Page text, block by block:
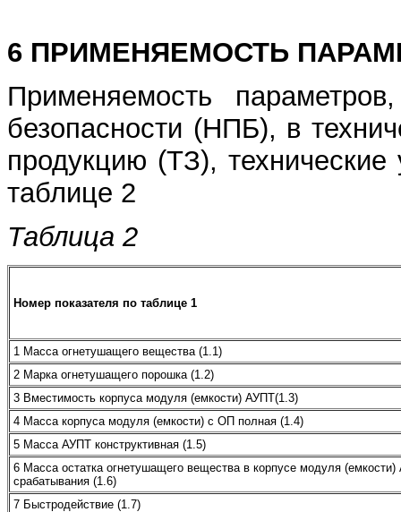
6 ПРИМЕНЯЕМОСТЬ
Применяемость
безопасности (НПБ), в
продукцию (ТЗ),
таблице 2
Таблица 2
Номер показателя по таблице 1
1 Масса огнетушащего вещества (1.1)
2 Марка огнетушащего порошка (1.2)
3 Вместимость корпуса модуля (емкости) АУПТ(1.3)
4 Масса корпуса модуля (емкости) с ОП полная (1.4)
5 Масса АУПТ конструктивная (1.5)
6 Масса остатка огнетушащего вещества в корпусе модуля
срабатывания (1.6)
7 Быстродействие (1.7)